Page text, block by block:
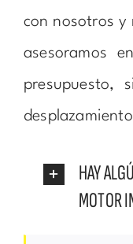
con nosotros y
asesoramos
presupuesto,
HAY
MOTOR